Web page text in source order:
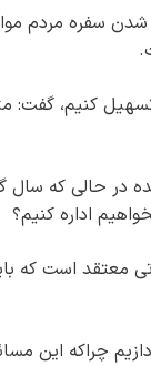
سفره مردم
کنیم، گفت:
اداره کنیم؟
است که باید
چراکه